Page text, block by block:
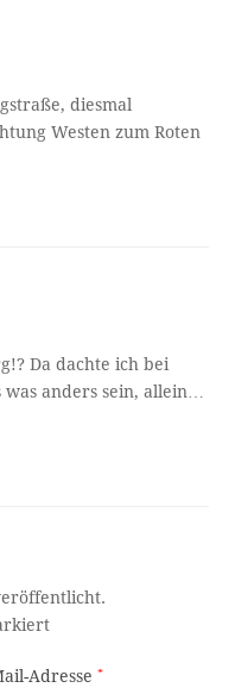
diesmal
Westen zum Roten
Da dachte ich bei
anders sein, allein…
Adresse*